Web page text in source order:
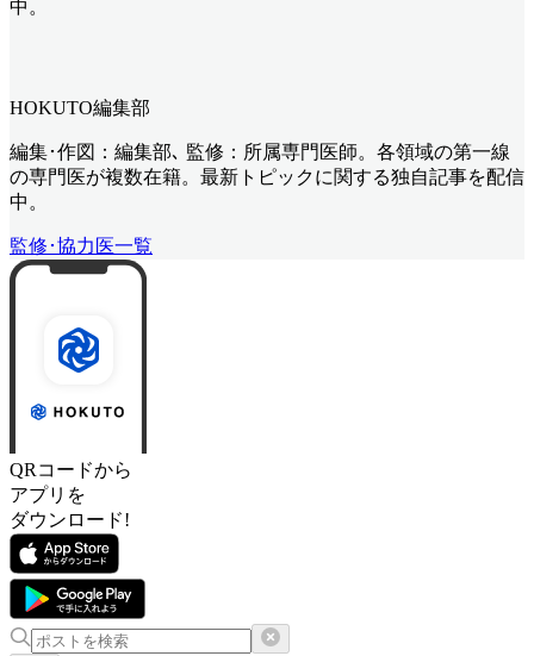
中。
HOKUTO編集部
編集･作図：編集部､ 監修：所属専門医師。各領域の第一線
の専門医が複数在籍。最新トピックに関する独自記事を配信
中。
監修･協力医一覧
QRコードから
アプリを
ダウンロード!